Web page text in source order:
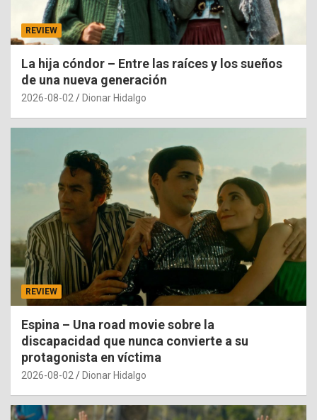
REVIEW
La hija cóndor – Entre las raíces y los sueños
de una nueva generación
2026-08-02 Dionar Hidalgo
REVIEW
Espina – Una road movie sobre la
discapacidad que nunca convierte a su
protagonista en víctima
2026-08-02 Dionar Hidalgo